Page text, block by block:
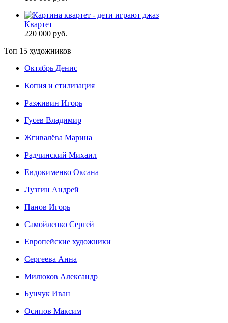
Квартет
220 000 руб.
Топ 15 художников
Октябрь Денис
Копия и стилизация
Разживин Игорь
Гусев Владимир
Жгивалёва Марина
Радчинский Михаил
Евдокименко Оксана
Лузгин Андрей
Панов Игорь
Сaмoйленко Сергей
Европейские художники
Сергеева Анна
Милюков Александр
Бунчук Иван
Осипoв Максим